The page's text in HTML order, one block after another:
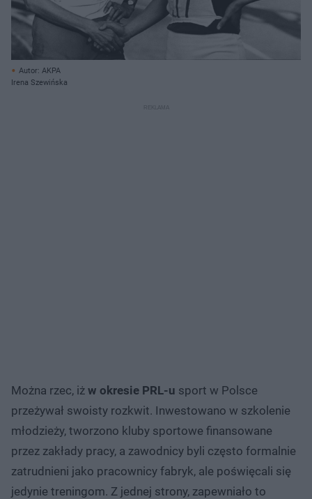
Autor: AKPA
Irena Szewińska
Można rzec, iż w okresie PRL-u sport w Polsce
przeżywał swoisty rozkwit. Inwestowano w szkolenie
młodzieży, tworzono kluby sportowe finansowane
przez zakłady pracy, a zawodnicy byli często formalnie
zatrudnieni jako pracownicy fabryk, ale poświęcali się
jedynie treningom. Z jednej strony, zapewniało to